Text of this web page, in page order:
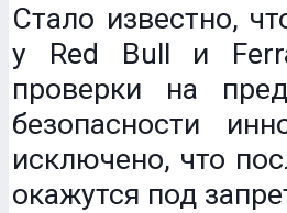
Стало известно,
у Red Bull и
проверки на
безопасности
исключено, что
окажутся под